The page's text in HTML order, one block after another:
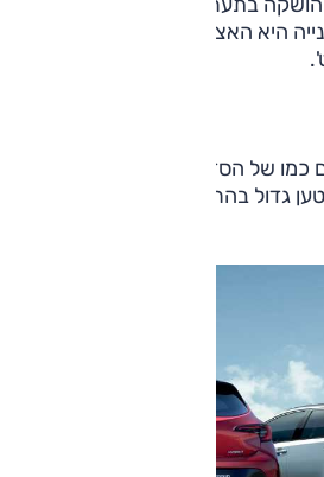
היא האצ'בק, המחליפה את הדגם